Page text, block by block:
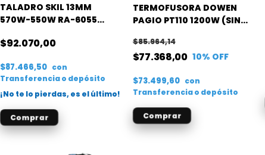
TALADRO SKIL 13MM
570W-550W RA-6055
$92.070,00
$87.466,50 con
Transferencia o depósito
¡No te lo pierdas, es el último!
TERMOFUSORA DOWEN
PAGIO PT110 1200W (SIN
$77.368,00
$85.964,14
10% OFF
$73.499,60 con
Transferencia o depósito